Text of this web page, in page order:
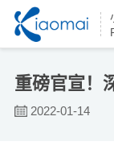
重磅官宣！
2022-01-14